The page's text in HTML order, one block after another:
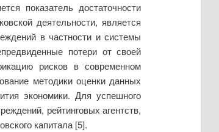
показатель достаточности
деятельности, является
в частности и системы
потери от своей
рисков в современном
методики оценки данных
экономики. Для успешного
рейтинговых агентств,
капитала [5].